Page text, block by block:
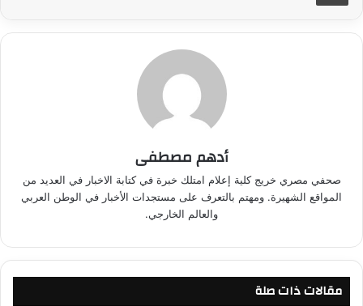
أدهم مصطفى
صحفي مصري خريج كلية إعلام امتلك خبرة في كتابة الاخبار في العديد من
المواقع الشهيرة. ومهتم بالتعرف على مستجدات الأخبار في الوطن العربي
والعالم الخارجي.
مقالات ذات صلة